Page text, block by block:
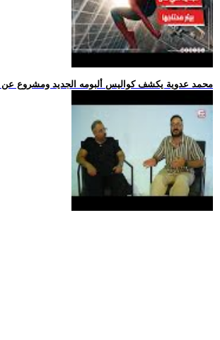
.. محمد عدوية يكشف كواليس ألبومه الجديد ومشروع عن